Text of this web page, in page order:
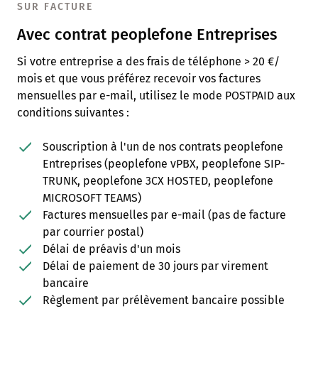
SUR FACTURE
Avec contrat peoplefone Entreprises
Si votre entreprise a des frais de téléphone > 20 €/
mois et que vous préférez recevoir vos factures
mensuelles par e-mail, utilisez le mode POSTPAID aux
conditions suivantes :
Souscription à l'un de nos contrats peoplefone
Entreprises (peoplefone vPBX, peoplefone SIP-
TRUNK, peoplefone 3CX HOSTED, peoplefone
MICROSOFT TEAMS)
Factures mensuelles par e-mail (pas de facture
par courrier postal)
Délai de préavis d'un mois
Délai de paiement de 30 jours par virement
bancaire
Règlement par prélèvement bancaire possible